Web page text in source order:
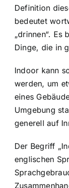
Definition
bedeutet
„drinnen“. Es
Dinge, die in
Indoor kann
werden, um
eines
Umgebung
generell auf
Der Begriff
englischen